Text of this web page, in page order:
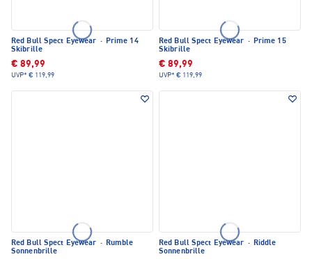
Red Bull Spect Eyewear · Prime 14
Skibrille
€ 89,99
UVP* € 119,99
Red Bull Spect Eyewear · Prime 15
Skibrille
€ 89,99
UVP* € 119,99
Red Bull Spect Eyewear · Rumble
Sonnenbrille
Red Bull Spect Eyewear · Riddle
Sonnenbrille